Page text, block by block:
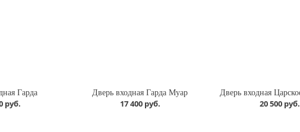
Гарда
руб.
Дверь входная Гарда Муар
17 400 руб. 20 500 руб.